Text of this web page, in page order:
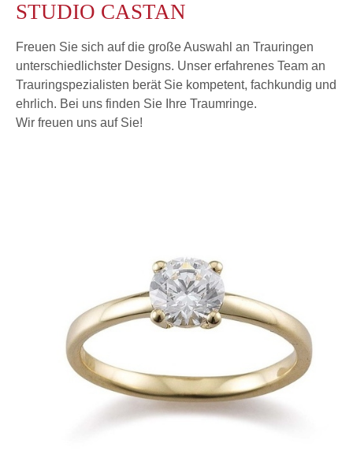
STUDIO CASTAN
Freuen Sie sich auf die große Auswahl an Trauringen
unterschiedlichster Designs. Unser erfahrenes Team an
Trauringspezialisten berät Sie kompetent, fachkundig und
ehrlich. Bei uns finden Sie Ihre Traumringe.
Wir freuen uns auf Sie!